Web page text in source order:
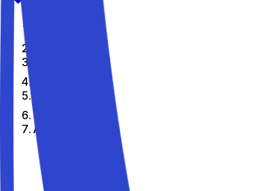
Arenzano
I migliori parcheggi di Arenzano